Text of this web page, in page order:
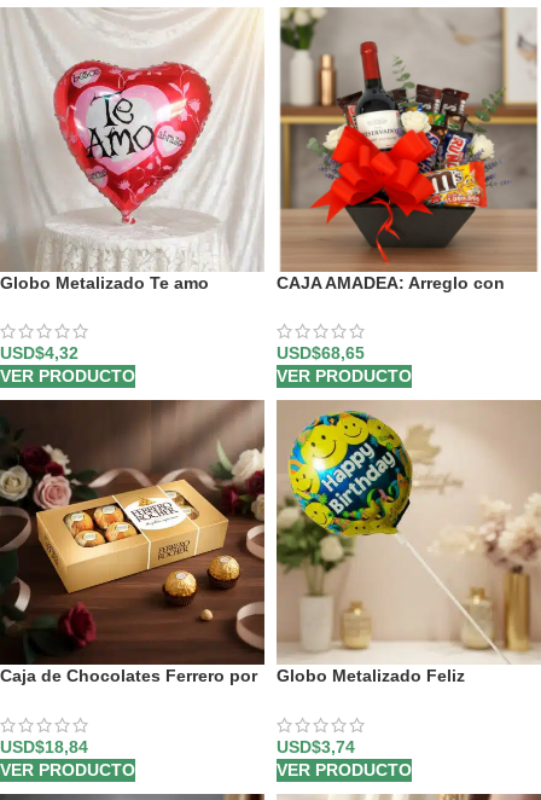
Globo Metalizado Te amo
USD$4,32
VER PRODUCTO
CAJA AMADEA: Arreglo con
Sorprender ⚜️
USD$68,65
VER PRODUCTO
Caja de Chocolates Ferrero por
USD$18,84
VER PRODUCTO
Globo Metalizado Feliz
USD$3,74
VER PRODUCTO